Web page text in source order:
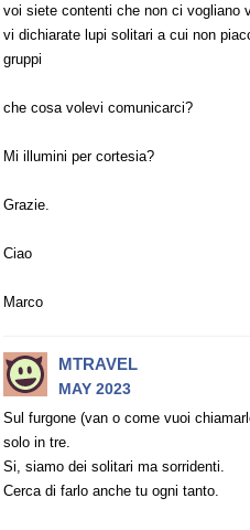
voi siete contenti che non ci vogliano
vi dichiarate lupi solitari a cui non
gruppi
che cosa volevi comunicarci?
Mi illumini per cortesia?
Grazie.
Ciao
Marco
MTRAVEL
MAY 2023
Sul furgone (van o come vuoi
solo in tre.
Si, siamo dei solitari ma sorridenti.
Cerca di farlo anche tu ogni tanto.